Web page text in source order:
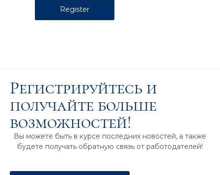
Регистрируйтесь и
получайте больше
возможностей!
Вы можете быть в курсе последних новостей, а также
будете получать обратную связь от работодателей!